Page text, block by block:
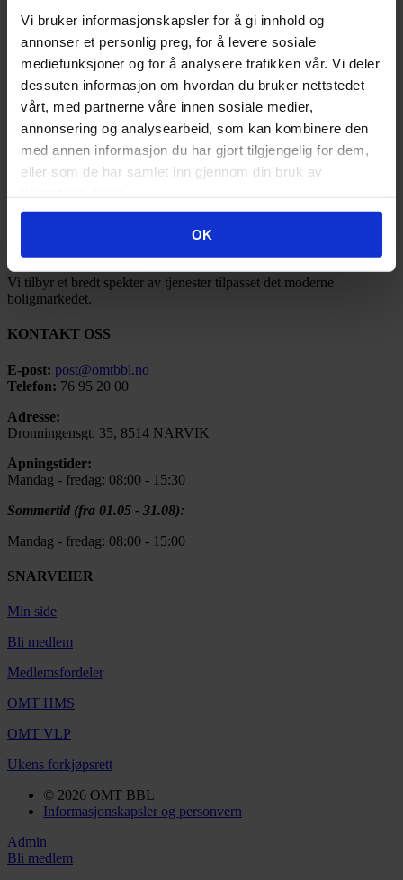
Vi bruker informasjonskapsler for å gi innhold og
annonser et personlig preg, for å levere sosiale
mediefunksjoner og for å analysere trafikken vår. Vi deler
dessuten informasjon om hvordan du bruker nettstedet
vårt, med partnerne våre innen sosiale medier,
annonsering og analysearbeid, som kan kombinere den
med annen informasjon du har gjort tilgjengelig for dem,
eller som de har samlet inn gjennom din bruk av
OK
2020(17)
(77)
2018(91)
2017(141)
2016(185)
2015
(35)
2014(3)
2013(1)
2012(1)
(3)
Ofoten Midt-Troms Boligbyggelag ble stiftet under navnet Narvik
Boligbyggelag så tidlig som i 1946.
Vi tilbyr et bredt spekter av tjenester tilpasset det moderne
boligmarkedet.
KONTAKT OSS
E-post: post@omtbbl.no
Telefon: 76 95 20 00
Adresse:
Dronningensgt. 35, 8514 NARVIK
Åpningstider:
Mandag - fredag: 08:00 - 15:30
Sommertid (fra 01.05 - 31.08):
Mandag - fredag: 08:00 - 15:00
SNARVEIER
Min side
Bli medlem
Medlemsfordeler
OMT HMS
OMT VLP
Ukens forkjøpsrett
© 2026 OMT BBL
Informasjonskapsler og personvern
Admin
Bli medlem